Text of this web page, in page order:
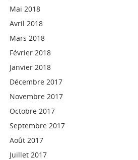
Mai 2018
Avril 2018
Mars 2018
Février 2018
Janvier 2018
Décembre 2017
Novembre 2017
Octobre 2017
Septembre 2017
Août 2017
Juillet 2017